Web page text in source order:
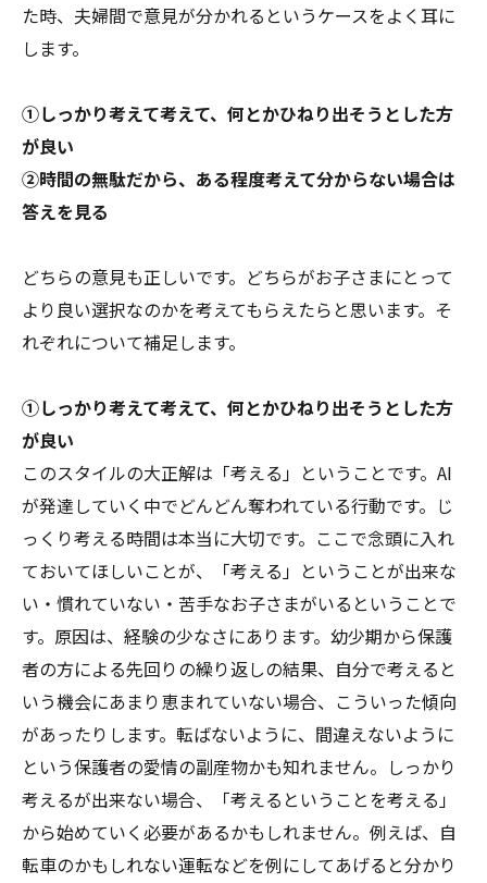
た時、夫婦間で意見が分かれるというケースをよく耳に
します。
①しっかり考えて考えて、何とかひねり出そうとした方
が良い
②時間の無駄だから、ある程度考えて分からない場合は
答えを見る
どちらの意見も正しいです。どちらがお子さまにとって
より良い選択なのかを考えてもらえたらと思います。そ
れぞれについて補足します。
①しっかり考えて考えて、何とかひねり出そうとした方
が良い
このスタイルの大正解は「考える」ということです。AI
が発達していく中でどんどん奪われている行動です。じ
っくり考える時間は本当に大切です。ここで念頭に入れ
ておいてほしいことが、「考える」ということが出来な
い・慣れていない・苦手なお子さまがいるということで
す。原因は、経験の少なさにあります。幼少期から保護
者の方による先回りの繰り返しの結果、自分で考えると
いう機会にあまり恵まれていない場合、こういった傾向
があったりします。転ばないように、間違えないように
という保護者の愛情の副産物かも知れません。しっかり
考えるが出来ない場合、「考えるということを考える」
から始めていく必要があるかもしれません。例えば、自
転車のかもしれない運転などを例にしてあげると分かり